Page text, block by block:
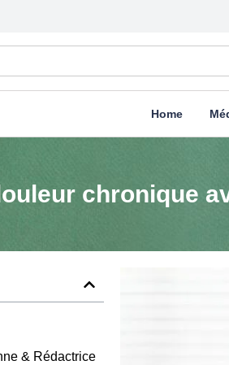
Home
chronique
& Rédactrice